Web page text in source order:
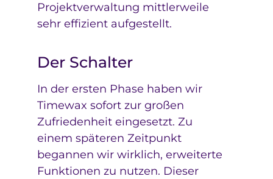
Projektverwaltung mittlerweile
sehr effizient aufgestellt.
Der Schalter
In der ersten Phase haben wir
Timewax sofort zur großen
Zufriedenheit eingesetzt. Zu
einem späteren Zeitpunkt
begannen wir wirklich, erweiterte
Funktionen zu nutzen. Dieser